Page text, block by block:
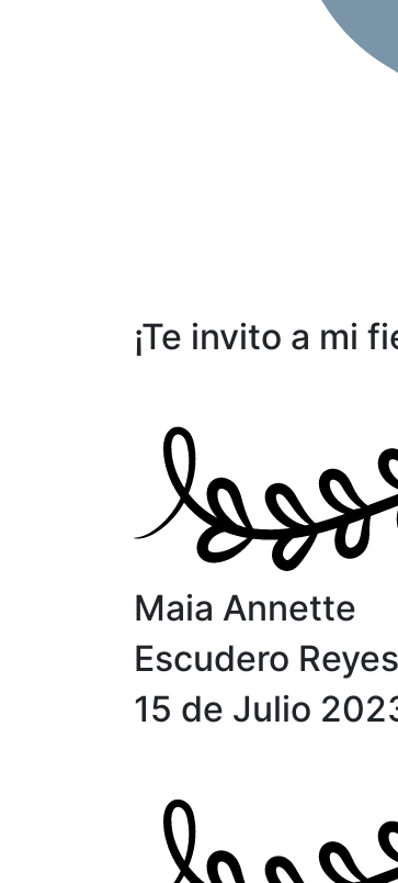
¡Te invito a mi
Maia Annette
Escudero Reyes
15 de Julio